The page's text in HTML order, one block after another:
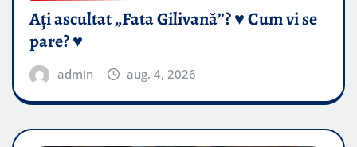
Ați ascultat „Fata Gilivană”? ♥️ Cum vi se
pare? ♥️
admin aug. 4, 2026